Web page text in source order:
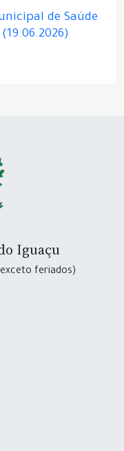
de Saúde
Iguaçu
feriados)